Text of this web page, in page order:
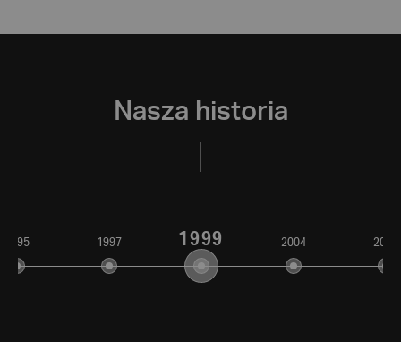
Nasza historia
1995 1997 1999 2004 2006